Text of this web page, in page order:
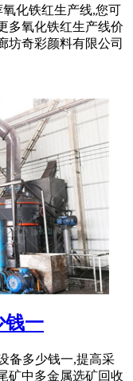
化铁红生产线,您可
多氧化铁红生产线价
坊奇彩颜料有限公司
钱一
备多少钱一,提高采
矿中多金属选矿回收